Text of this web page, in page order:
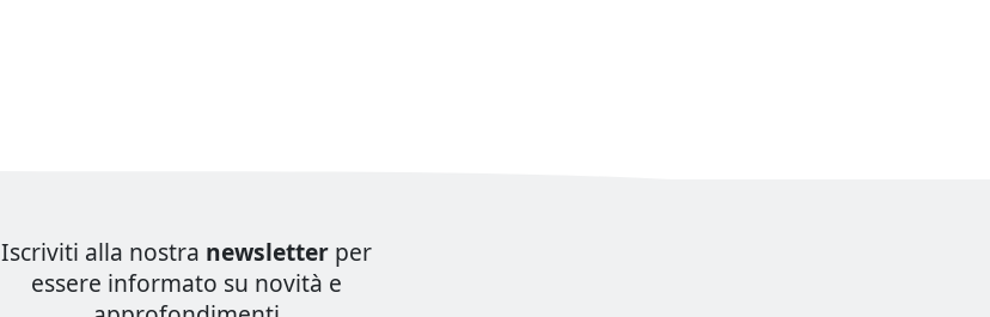
Iscriviti alla nostra newsletter per
essere informato su novità e